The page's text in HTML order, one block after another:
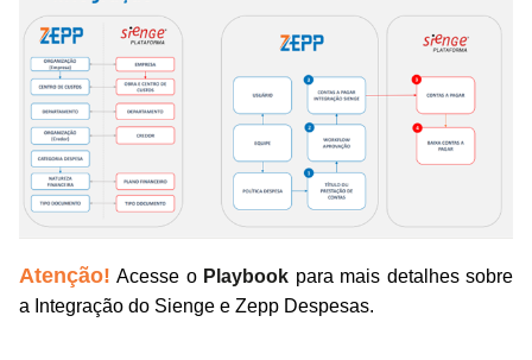
Atenção! Acesse o Playbook para mais detalhes sobre
a Integração do Sienge e Zepp Despesas.